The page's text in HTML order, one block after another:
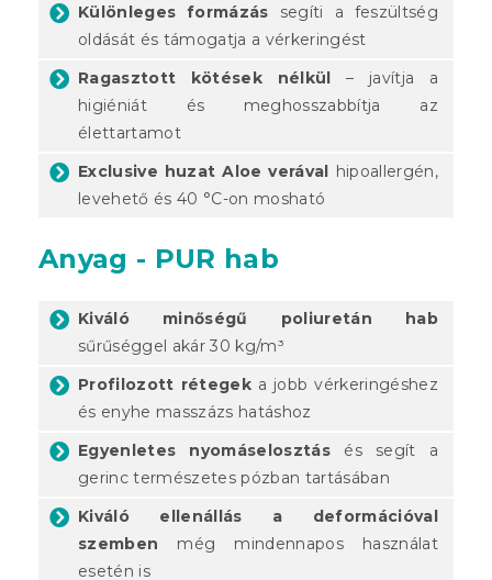
Különleges formázás segíti a feszültség
oldását és támogatja a vérkeringést
Ragasztott kötések nélkül – javítja a
higiéniát és meghosszabbítja az
élettartamot
Exclusive huzat Aloe verával hipoallergén,
levehető és 40 °C-on mosható
Anyag - PUR hab
Kiváló minőségű poliuretán hab
sűrűséggel akár 30 kg/m³
Profilozott rétegeka jobb vérkeringéshez
és enyhe masszázs hatáshoz
Egyenletes nyomáselosztás és segít a
gerinc természetes pózban tartásában
Kiváló ellenállás a deformációval
szemben még mindennapos használat
esetén is